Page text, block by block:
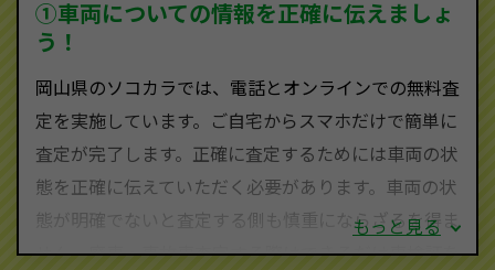
す。
590-870）までお問い合わせ下さい。
査定・ご相談・見積もりはすべて無料で行います。安
心してお問い合わせください。
①車両についての情報を正確に伝えましょ
う！
岡山県のソコカラでは、電話とオンラインでの無料査
定を実施しています。ご自宅からスマホだけで簡単に
査定が完了します。正確に査定するためには車両の状
態を正確に伝えていただく必要があります。車両の状
態が明確でないと査定する側も慎重にならざるを得ま
せん。廃車・事故車査定する際はできるだけ車検証を
もっと見る